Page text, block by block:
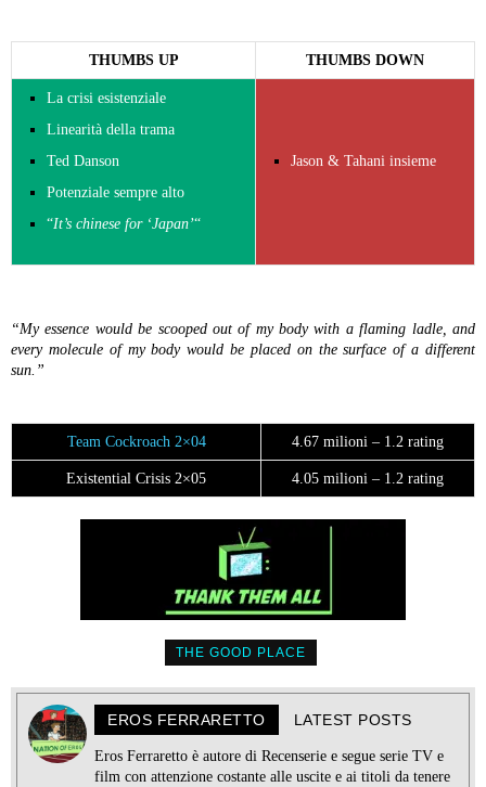
THUMBS UP THUMBS DOWN
La crisi esistenziale
Linearità della trama
Ted Danson
Potenziale sempre alto
“It’s chinese for ‘Japan’“
Jason & Tahani insieme
“My essence would be scooped out of my body with a flaming ladle, and
every molecule of my body would be placed on the surface of a different
sun.”
Team Cockroach 2×04 4.67 milioni – 1.2 rating
Existential Crisis 2×05 4.05 milioni – 1.2 rating
THE GOOD PLACE
EROS FERRARETTO LATEST POSTS
Eros Ferraretto è autore di Recenserie e segue serie TV e
film con attenzione costante alle uscite e ai titoli da tenere